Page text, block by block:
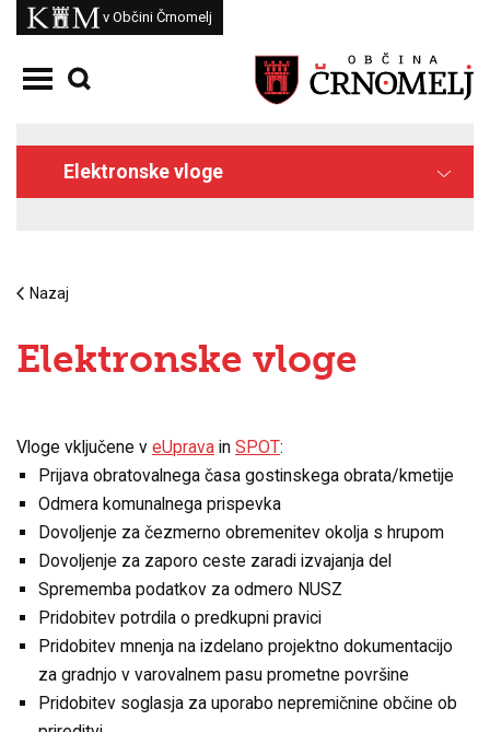
Skoči na vsebino
Kam
v Občini Črnomelj
Odpri meni
Elektronske vloge
Nazaj
Elektronske vloge
Vloge vključene v eUprava in SPOT:
Prijava obratovalnega časa gostinskega obrata/kmetije
Odmera komunalnega prispevka
Dovoljenje za čezmerno obremenitev okolja s hrupom
Dovoljenje za zaporo ceste zaradi izvajanja del
Sprememba podatkov za odmero NUSZ
Pridobitev potrdila o predkupni pravici
Pridobitev mnenja na izdelano projektno dokumentacijo
za gradnjo v varovalnem pasu prometne površine
Pridobitev soglasja za uporabo nepremičnine občine ob